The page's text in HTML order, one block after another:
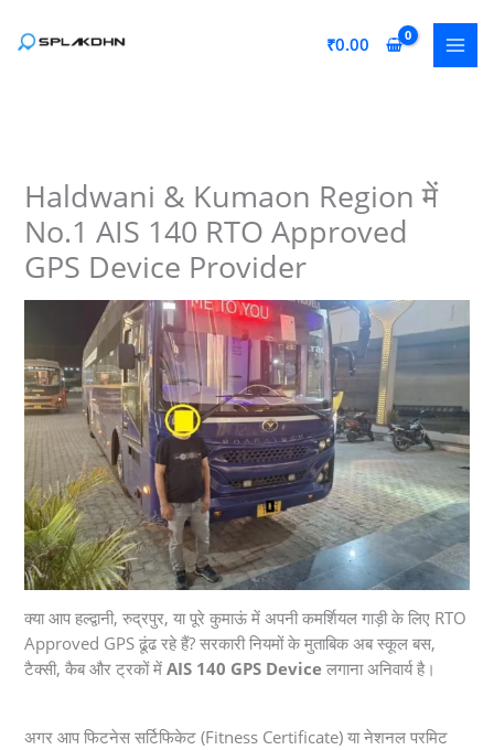
₹0.00
Haldwani & Kumaon Region में
No.1 AIS 140 RTO Approved
GPS Device Provider
क्या आप हल्द्वानी, रुद्रपुर, या पूरे कुमाऊं में अपनी कमर्शियल गाड़ी के लिए RTO
Approved GPS ढूंढ रहे हैं? सरकारी नियमों के मुताबिक अब स्कूल बस,
टैक्सी, कैब और ट्रकों मेंAIS 140 GPS Device लगाना अनिवार्य है।
अगर आप फिटनेस सर्टिफिकेट (Fitness Certificate) या नेशनल परमिट